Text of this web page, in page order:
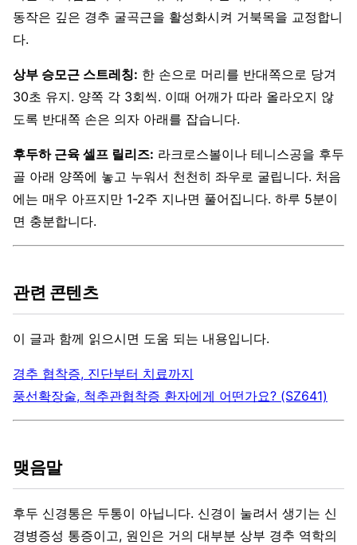
동작은 깊은 경추 굴곡근을 활성화시켜 거북목을 교정합니
다.
상부 승모근 스트레칭: 한 손으로 머리를 반대쪽으로 당겨
30초 유지. 양쪽 각 3회씩. 이때 어깨가 따라 올라오지 않
도록 반대쪽 손은 의자 아래를 잡습니다.
후두하 근육 셀프 릴리즈: 라크로스볼이나 테니스공을 후두
골 아래 양쪽에 놓고 누워서 천천히 좌우로 굴립니다. 처음
에는 매우 아프지만 1-2주 지나면 풀어집니다. 하루 5분이
면 충분합니다.
관련 콘텐츠
이 글과 함께 읽으시면 도움 되는 내용입니다.
경추 협착증, 진단부터 치료까지
풍선확장술, 척추관협착증 환자에게 어떤가요? (SZ641)
맺음말
후두 신경통은 두통이 아닙니다. 신경이 눌려서 생기는 신
경병증성 통증이고, 원인은 거의 대부분 상부 경추 역학의